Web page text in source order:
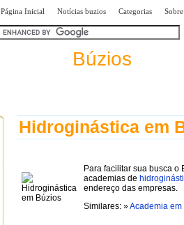
Página Inicial Notícias buzios Categorias
Búzios
Hidroginástica em
Para facilitar sua busca o
academias de
endereço das empresas.
Similares: »Academia em